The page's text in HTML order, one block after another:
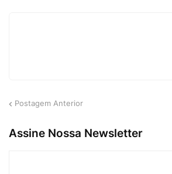
Postagem Anterior
Assine Nossa Newsletter